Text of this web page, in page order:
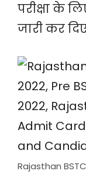
परीक्षा के
जारी कर
Rajasthan